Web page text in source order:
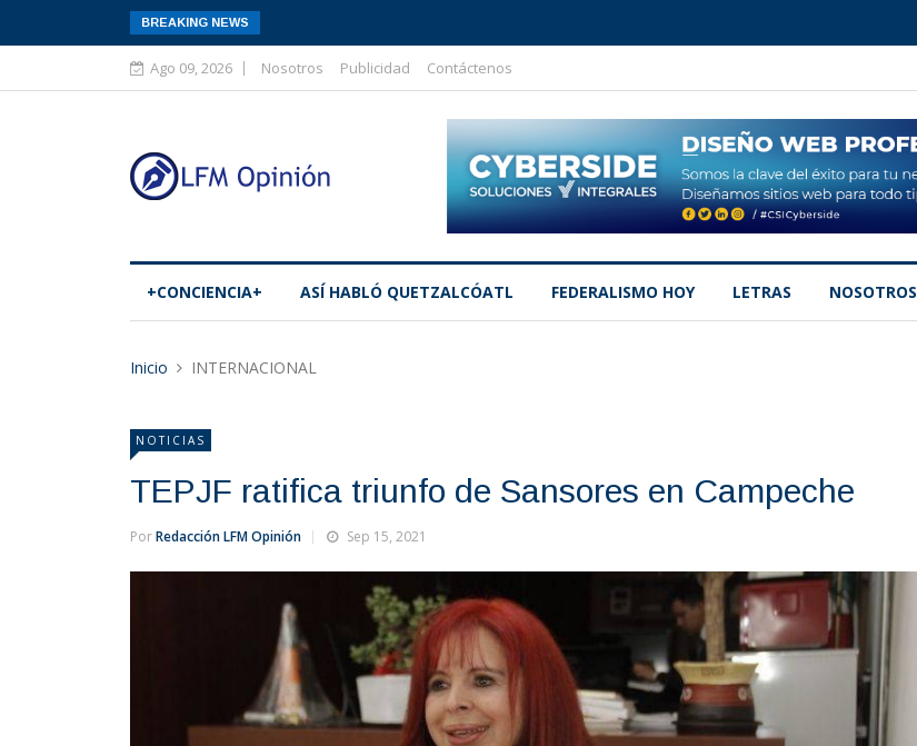
BREAKING NEWS
Ago 09, 2026 Nosotros Publicidad Contáctenos
+CONCIENCIA+ ASÍ­ HABLÓ QUETZALCÓATL FEDERALISMO HOY LETRAS NOSOTROS
Inicio INTERNACIONAL
NOTICIAS
TEPJF ratifica triunfo de Sansores en Campeche
PorRedacción LFM Opinión Sep 15, 2021